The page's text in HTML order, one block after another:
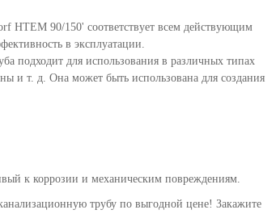
HTEM 90/150' соответствует всем действующим
в эксплуатации.
подходит для использования в различных типах
и т. д. Она может быть использована для создания
к коррозии и механическим повреждениям.
трубу по выгодной цене! Закажите